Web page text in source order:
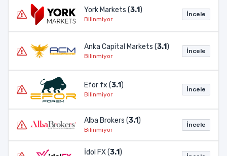
York Markets (3.1)
Bilinmiyor
İncele
Anka Capital Markets (3.1)
Bilinmiyor
İncele
Efor fx (3.1)
Bilinmiyor
İncele
Alba Brokers (3.1)
Bilinmiyor
İncele
İdol FX (3.1)